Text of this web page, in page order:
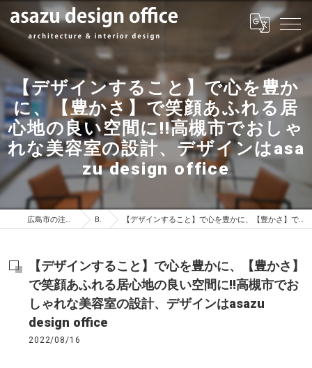
【デザインすること】で心を豊か
に、【豊かさ】で笑顔あふれる居
心地の良い空間に!!高槻市でおしゃ
れな美容室の設計、デザインはasa
zu design office
広島市の注文住宅はasazu design office BLOG 【デザインすること】で心を豊かに、【豊かさ】で笑顔あふれる居心地の良い空間に!!高槻市でおしゃれな美容室の設計、デザインはasazu design office
【デザインすること】で心を豊かに、【豊かさ】
で笑顔あふれる居心地の良い空間に!!高槻市でお
しゃれな美容室の設計、デザインはasazu
design office
2022/08/16